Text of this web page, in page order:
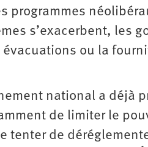
programmes
s’exacerbent, les
ou la
national a déjà
de limiter le
tenter de